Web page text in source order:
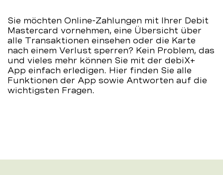
–
BEKB
Sie möchten Online-Zahlungen mit Ihrer Debit
Mastercard vornehmen, eine Übersicht über
alle Transaktionen einsehen oder die Karte
nach einem Verlust sperren? Kein Problem, das
und vieles mehr können Sie mit der debiX+
App einfach erledigen. Hier finden Sie alle
Funktionen der App sowie Antworten auf die
wichtigsten Fragen.